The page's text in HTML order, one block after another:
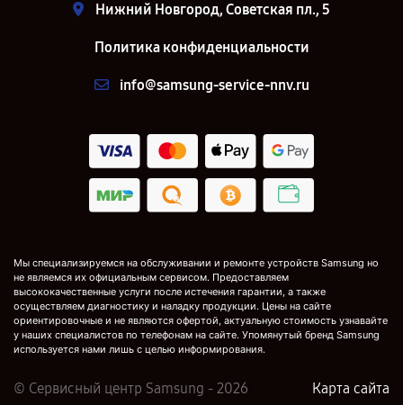
Нижний Новгород, Советская пл., 5
Политика конфиденциальности
info@samsung-service-nnv.ru
Мы специализируемся на обслуживании и ремонте устройств Samsung но
не являемся их официальным сервисом. Предоставляем
высококачественные услуги после истечения гарантии, а также
осуществляем диагностику и наладку продукции. Цены на сайте
ориентировочные и не являются офертой, актуальную стоимость узнавайте
у наших специалистов по телефонам на сайте. Упомянутый бренд Samsung
используется нами лишь с целью информирования.
© Сервисный центр Samsung - 2026 Карта сайта